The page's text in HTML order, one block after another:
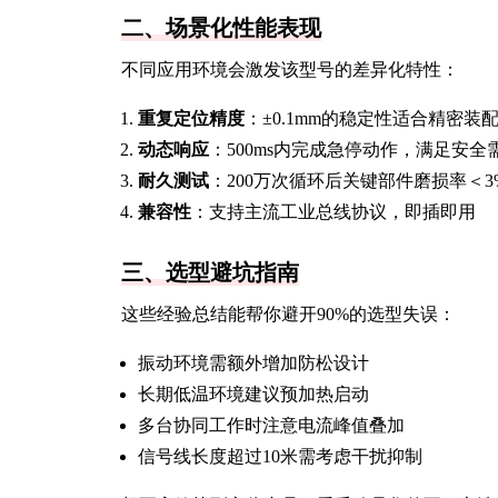
二、场景化性能表现
不同应用环境会激发该型号的差异化特性：
重复定位精度 ：±0.1mm的稳定性适合精密装配
动态响应 ：500ms内完成急停动作，满足安全
耐久测试 ：200万次循环后关键部件磨损率＜
兼容性 ：支持主流工业总线协议，即插即用
三、选型避坑指南
这些经验总结能帮你避开90%的选型失误：
振动环境需额外增加防松设计
长期低温环境建议预加热启动
多台协同工作时注意电流峰值叠加
信号线长度超过10米需考虑干扰抑制